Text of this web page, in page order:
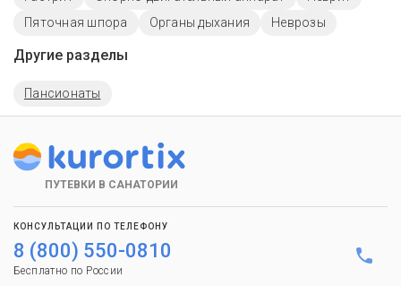
Пяточная шпора
Органы дыхания Неврозы
Другие разделы
Пансионаты
ПУТЕВКИ В САНАТОРИИ
КОНСУЛЬТАЦИИ ПО ТЕЛЕФОНУ
8 (800) 550-0810
Бесплатно по России